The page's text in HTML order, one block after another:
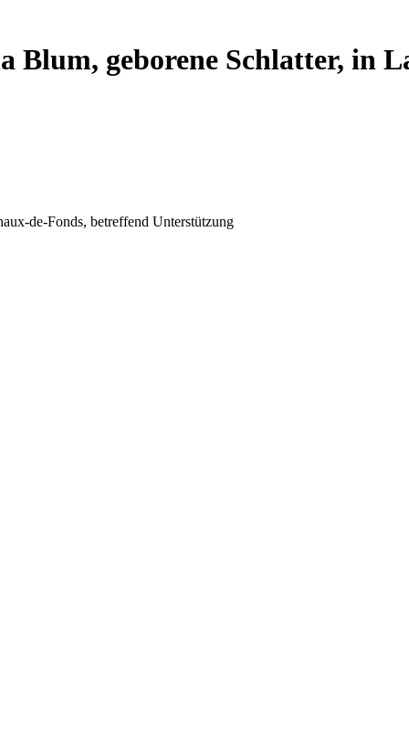
Blum, geborene Schlatter, in
de-Fonds, betreffend Unterstützung